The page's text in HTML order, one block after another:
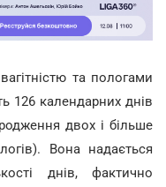
та пологами
126 календарних днів
двох і більше
Вона надається
днів, фактично